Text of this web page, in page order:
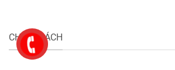
CHÍNH SÁCH